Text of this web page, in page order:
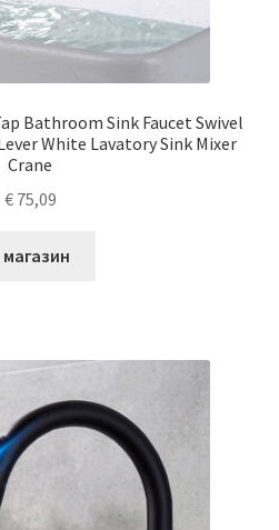
Bathroom Sink Faucet Swivel
White Lavatory Sink Mixer
Crane
€75,09
магазин